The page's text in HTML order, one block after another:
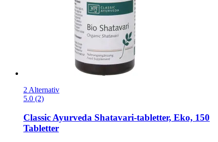
2 Alternativ
5.0 (2)
Classic Ayurveda Shatavari-​tabletter, Eko, 150
Tabletter